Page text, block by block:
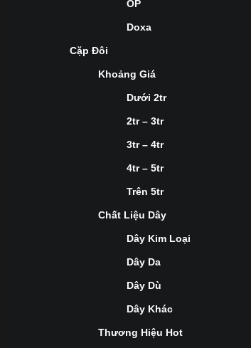
OP
Doxa
Cặp Đôi
Khoảng Giá
Dưới 2tr
2tr – 3tr
3tr – 4tr
4tr – 5tr
Trên 5tr
Chất Liệu Dây
Dây Kim Loại
Dây Da
Dây Dù
Dây Khác
Thương Hiệu Hot